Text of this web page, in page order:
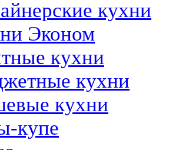
кухни
Эконом
кухни
кухни
кухни
купе